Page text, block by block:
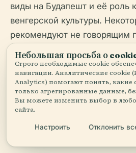
виды на Будапешт и её роль
венгерской культуры.
рекомендуют не говорящим
подготовиться, заказав
используя приложение-
вывески на английском
ограничены (InTravel ,
Небольшая просьба о
Строго необходимые cookie
навигации. Аналитические cookie
Analytics) помогают понять,
только агрегированные данные,
Вы можете изменить выбор в
сайта.
Настроить Отклонить